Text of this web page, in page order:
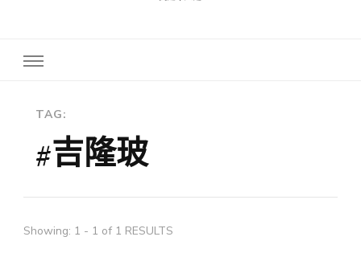
多人分享最新的消息！ FooderstoneTW，一個為了分享吃喝玩樂資
TAG:
#吉隆玻
Showing: 1 - 1 of 1 RESULTS